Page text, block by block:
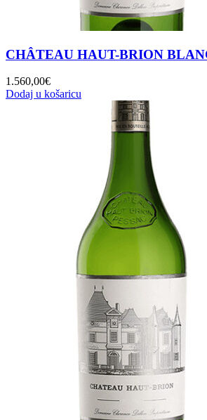
CHÂTEAU HAUT-BRION
1.560,00€
Dodaj u košaricu